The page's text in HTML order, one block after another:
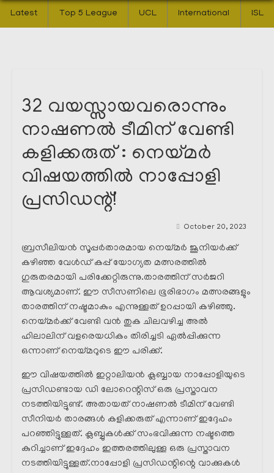
Latest Top 5 League UCL International ISL
32 വയസ്സായവരൊന്നും
നാഷണൽ ടീമിന് വേണ്ടി
കളിക്കരുത് : നെയ്മർ
വിഷയത്തിൽ നാപ്പോളി
പ്രസിഡന്റ്!
October 20, 2023
ബ്രസീലിയൻ സൂപ്പർതാരമായ നെയ്മർ ജൂനിയർക്ക്
കഴിഞ്ഞ വേൾഡ് കപ്പ് യോഗ്യത മത്സരത്തിൽ
ഗുരുതരമായി പരിക്കേറ്റിരുന്നു.താരത്തിന് സർജറി
ആവശ്യമാണ്. ഈ സീസണിലെ ഭൂരിഭാഗം മത്സരങ്ങളും
താരത്തിന് നഷ്ടമാകും എന്നുള്ളത് ഉറപ്പായി കഴിഞ്ഞു.
നെയ്മർക്ക് വേണ്ടി വൻ തുക ചിലവഴിച്ച അൽ
ഹിലാലിന് വളരെയധികം തിരിച്ചടി ഏൽപ്പിക്കുന്ന
ഒന്നാണ് നെയ്മറുടെ ഈ പരിക്ക്.
ഈ വിഷയത്തിൽ ഇറ്റാലിയൻ ക്ലബ്ബായ നാപ്പോളിയുടെ
പ്രസിഡണ്ടായ ഡി ലോറെന്റിസ് ഒരു പ്രസ്താവന
നടത്തിയിട്ടുണ്ട്. അതായത് നാഷണൽ ടീമിന് വേണ്ടി
സീനിയർ താരങ്ങൾ കളിക്കരുത് എന്നാണ് ഇദ്ദേഹം
പറഞ്ഞിട്ടുള്ളത്. ക്ലബ്ബുകൾക്ക് സംഭവിക്കുന്ന നഷ്ടത്തെ
കുറിച്ചാണ് ഇദ്ദേഹം ഇത്തരത്തിലുള്ള ഒരു പ്രസ്താവന
നടത്തിയിട്ടുള്ളത്.നാപ്പോളി പ്രസിഡന്റിന്റെ വാക്കുകൾ